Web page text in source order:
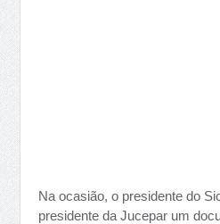
Na ocasião, o presidente do
presidente da Jucepar um